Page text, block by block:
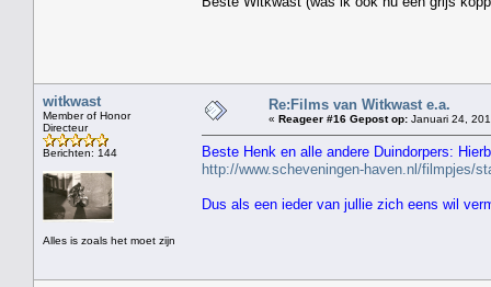
witkwast
Member of Honor
Directeur
Berichten: 144
Alles is zoals het moet zijn
Re:Films van Witkwast e.a.
« Reageer #16 Gepost op: Januari 24,
Beste Henk en alle andere Duindorpers:
http://www.scheveningen-haven.nl/filmpjes/
Dus als een ieder van jullie zich eens wil